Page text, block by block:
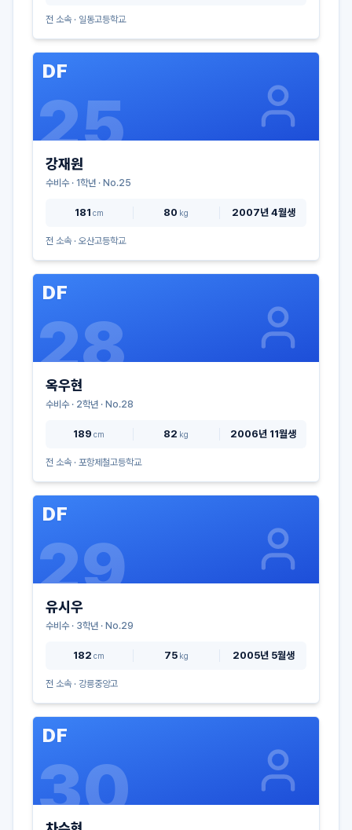
전 소속 · 일동고등학교
DF
25
강재원
수비수· 1학년 · No.25
181 cm 80 kg 2007년 4월생
전 소속 · 오산고등학교
DF
28
옥우현
수비수· 2학년 · No.28
189 cm 82 kg 2006년 11월생
전 소속 · 포항제철고등학교
DF
29
유시우
수비수· 3학년 · No.29
182 cm 75 kg 2005년 5월생
전 소속 · 강릉중앙고
DF
30